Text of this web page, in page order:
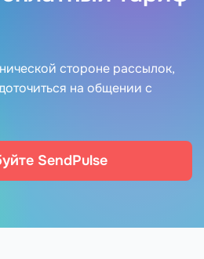
стороне рассылок,
на общении с
SendPulse